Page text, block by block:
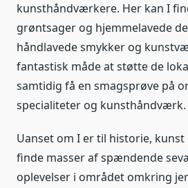
kunsthåndværkere. Her kan I
grøntsager og hjemmelavede
håndlavede smykker og
fantastisk måde at støtte de
samtidig få en smagsprøve på
specialiteter og kunsthåndværk.
Uanset om I er til historie, kunst
finde masser af spændende
oplevelser i området omkring